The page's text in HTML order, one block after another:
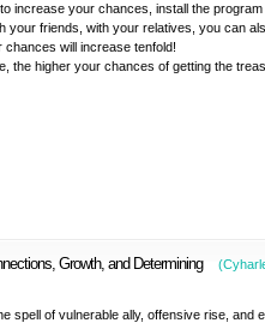
increase your chances, install the program
your friends, with your relatives, you can
will increase tenfold!
the higher your chances of getting the
Growth, and Determining (
spell of vulnerable ally, offensive rise, and